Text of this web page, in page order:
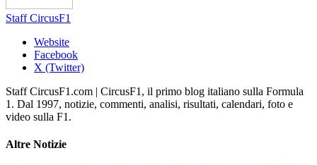
Staff CircusF1
Website
Facebook
X (Twitter)
Staff CircusF1.com | CircusF1, il primo blog italiano sulla Formula
1. Dal 1997, notizie, commenti, analisi, risultati, calendari, foto e
video sulla F1.
Altre Notizie